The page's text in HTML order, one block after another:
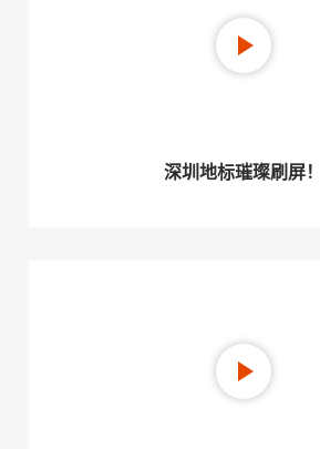
深圳地标璀璨刷屏！